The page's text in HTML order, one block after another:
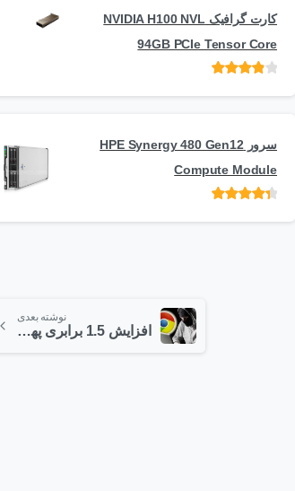
کارت گرافیک NVIDIA H100 NVL
94GB PCIe Tensor Core
5
سرور HPE Synergy 480 Gen12
Compute Module
نوشته بعدی
افزایش 1.5 برابری پهنای باند اینترنت مخابرات تهران